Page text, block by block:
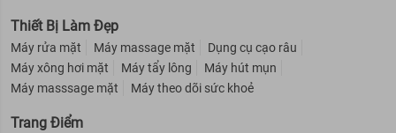
Thiết Bị Làm Đẹp
Máy rửa mặt Máy massage mặt
Dụng cụ cạo râu
Máy xông hơi mặt
Máy tẩy lông
Máy hút mụn
Máy masssage mặt
Máy theo dõi sức khoẻ
Trang Điểm